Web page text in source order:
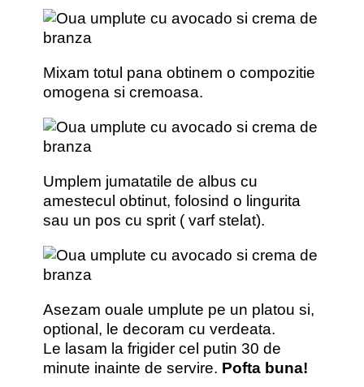
Mixam totul pana obtinem o compozitie
omogena si cremoasa.
Umplem jumatatile de albus cu
amestecul obtinut, folosind o lingurita
sau un pos cu sprit ( varf stelat).
Asezam ouale umplute pe un platou si,
optional, le decoram cu verdeata.
Le lasam la frigider cel putin 30 de
minute inainte de servire. Pofta buna!